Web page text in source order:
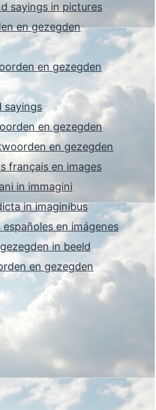
sayings in pictures
en gezegden
en gezegden
sayings
en gezegden
en gezegden
français en images
in immagini
in imaginibus
en imágenes
in beeld
en gezegden